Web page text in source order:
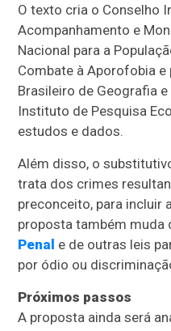
O texto cria o Conselho
Acompanhamento e
Nacional para a
Combate à Aporofobia
Brasileiro de Geografia
Instituto de Pesquisa
estudos e dados.
Além disso, o
trata dos crimes
preconceito, para incluir
proposta também muda
Penal e de outras leis
por ódio ou
Próximos passos
A proposta ainda será